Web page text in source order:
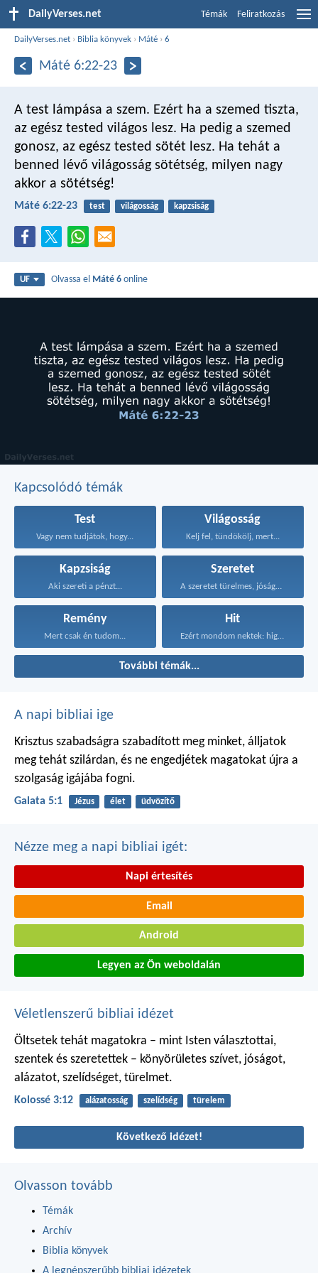
DailyVerses.net Témák Feliratkozás
DailyVerses.net › Biblia könyvek › Máté ›6
Máté 6:22-23
A test lámpása a szem. Ezért ha a szemed tiszta,
az egész tested világos lesz. Ha pedig a szemed
gonosz, az egész tested sötét lesz. Ha tehát a
benned lévő világosság sötétség, milyen nagy
akkor a sötétség!
Máté 6:22-23 test világosság kapzsiság
UF Olvassa el Máté 6 online
Kapcsolódó témák
Test
Vagy nem tudjátok, hogy...
Világosság
Kelj fel, tündökölj, mert...
Kapzsiság
Aki szereti a pénzt...
Szeretet
A szeretet türelmes, jóságos...
Remény
Mert csak én tudom...
Hit
Ezért mondom nektek: higgyétek...
További témák...
A napi bibliai ige
Krisztus szabadságra szabadított meg minket, álljatok
meg tehát szilárdan, és ne engedjétek magatokat újra a
szolgaság igájába fogni.
Galata 5:1 Jézus élet üdvözítő
Nézze meg a napi bibliai igét:
Napi értesítés
Email
Android
Legyen az Ön weboldalán
Véletlenszerű bibliai idézet
Öltsetek tehát magatokra – mint Isten választottai,
szentek és szeretettek – könyörületes szívet, jóságot,
alázatot, szelídséget, türelmet.
Kolossé 3:12 alázatosság szelídség türelem
Következő idézet!
Olvasson tovább
Témák
Archív
Biblia könyvek